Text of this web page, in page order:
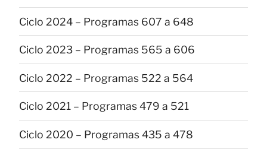
Ciclo 2024 – Programas 607 a 648
Ciclo 2023 – Programas 565 a 606
Ciclo 2022 – Programas 522 a 564
Ciclo 2021 – Programas 479 a 521
Ciclo 2020 – Programas 435 a 478